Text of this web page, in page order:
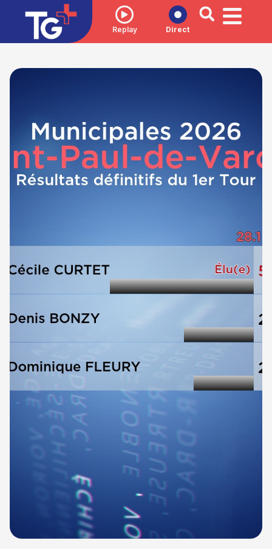
Replay Direct